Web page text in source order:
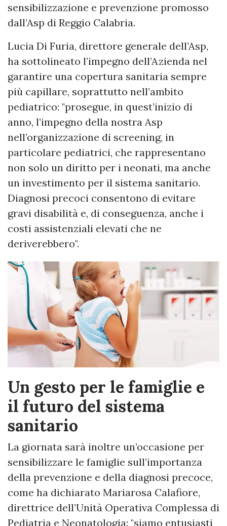
sensibilizzazione e prevenzione promosso
dall’Asp di Reggio Calabria.
Lucia Di Furia, direttore generale dell’Asp,
ha sottolineato l’impegno dell’Azienda nel
garantire una copertura sanitaria sempre
più capillare, soprattutto nell’ambito
pediatrico: "prosegue, in quest’inizio di
anno, l’impegno della nostra Asp
nell’organizzazione di screening, in
particolare pediatrici, che rappresentano
non solo un diritto per i neonati, ma anche
un investimento per il sistema sanitario.
Diagnosi precoci consentono di evitare
gravi disabilità e, di conseguenza, anche i
costi assistenziali elevati che ne
deriverebbero".
Un gesto per le famiglie e
il futuro del sistema
sanitario
La giornata sarà inoltre un’occasione per
sensibilizzare le famiglie sull’importanza
della prevenzione e della diagnosi precoce,
come ha dichiarato Mariarosa Calafiore,
direttrice dell’Unità Operativa Complessa di
Pediatria e Neonatologia: "siamo entusiasti